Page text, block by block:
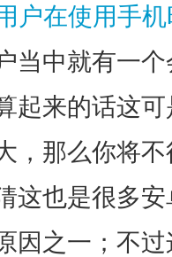
户在使用手
当中就有一
起来的话这
，那么你将
这也是很多
因之一；不